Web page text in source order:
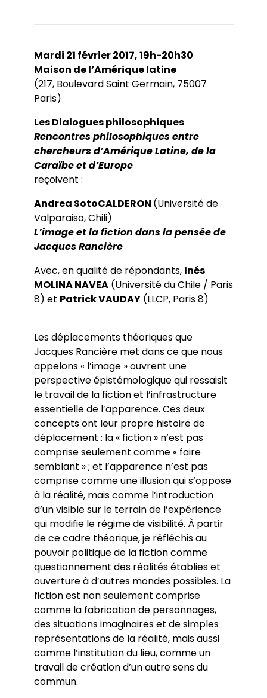
Mardi 21 février 2017, 19h-20h30
Maison de l’Amérique latine
(217, Boulevard Saint Germain, 75007
Paris)
Les Dialogues philosophiques
Rencontres philosophiques entre
chercheurs d’Amérique Latine, de la
Caraïbe et d’Europe
reçoivent :
Andrea SotoCALDERON (Université de
Valparaiso, Chili)
L’image et la fiction dans la pensée de
Jacques Rancière
Avec, en qualité de répondants, Inés
MOLINA NAVEA(Université du Chile / Paris
8) et Patrick VAUDAY(LLCP, Paris 8)
Les déplacements théoriques que
Jacques Rancière met dans ce que nous
appelons « l’image » ouvrent une
perspective épistémologique qui ressaisit
le travail de la fiction et l’infrastructure
essentielle de l’apparence. Ces deux
concepts ont leur propre histoire de
déplacement : la « fiction » n’est pas
comprise seulement comme « faire
semblant » ; et l’apparence n’est pas
comprise comme une illusion qui s’oppose
à la réalité, mais comme l’introduction
d’un visible sur le terrain de l’expérience
qui modifie le régime de visibilité. À partir
de ce cadre théorique, je réfléchis au
pouvoir politique de la fiction comme
questionnement des réalités établies et
ouverture à d’autres mondes possibles. La
fiction est non seulement comprise
comme la fabrication de personnages,
des situations imaginaires et de simples
représentations de la réalité, mais aussi
comme l’institution du lieu, comme un
travail de création d’un autre sens du
commun.